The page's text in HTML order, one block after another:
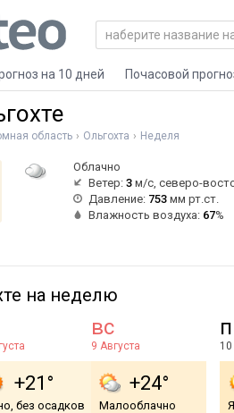
на 10 дней Почасовой
область Ольгохта Неделя
Облачно
Ветер: 3 м/с, северо-
Давление: 753 мм рт.ст.
Влажность воздуха: 67%
на неделю
+21°
без осадков
вс
9 Августа
+24°
Малооблачно
10